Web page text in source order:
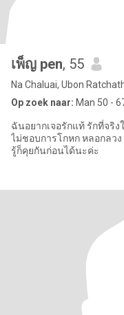
เพ็ญ pen, 55
Na Chaluai, Ubon
Op zoek naar: Man 50 -
ฉันอยากเจอรักแท้ รักที่จริ
ไม่ชอบการโกหก หลอกลวง ถ้าใครไม่ชอบก็เลื่อนผ่านไปได้คะ ถ้าอยาก
รู้ก็คุยกันก่อนได้นะค่ะ